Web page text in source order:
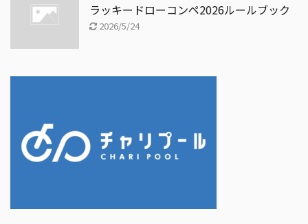
ラッキードローコンペ2026ルールブック
2026/5/24